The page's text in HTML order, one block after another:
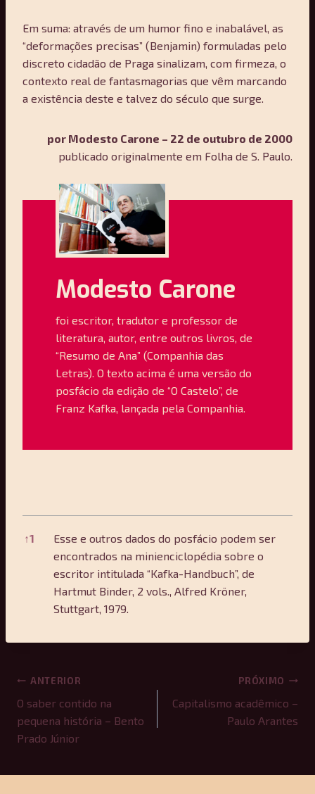
Em suma: através de um humor fino e inabalável, as
“deformações precisas” (Benjamin) formuladas pelo
discreto cidadão de Praga sinalizam, com firmeza, o
contexto real de fantasmagorias que vêm marcando
a existência deste e talvez do século que surge.
por Modesto Carone – 22 de outubro de 2000
publicado originalmente em Folha de S. Paulo.
Modesto Carone
foi escritor, tradutor e professor de
literatura, autor, entre outros livros, de
“Resumo de Ana” (Companhia das
Letras). O texto acima é uma versão do
posfácio da edição de “O Castelo”, de
Franz Kafka, lançada pela Companhia.
References
↑1
Esse e outros dados do posfácio podem ser
encontrados na minienciclopédia sobre o
escritor intitulada “Kafka-Handbuch”, de
Hartmut Binder, 2 vols., Alfred Kröner,
Stuttgart, 1979.
Navegação
de
Post
ANTERIOR
O saber contido na
pequena história – Bento
Prado Júnior
PRÓXIMO
Capitalismo acadêmico –
Paulo Arantes